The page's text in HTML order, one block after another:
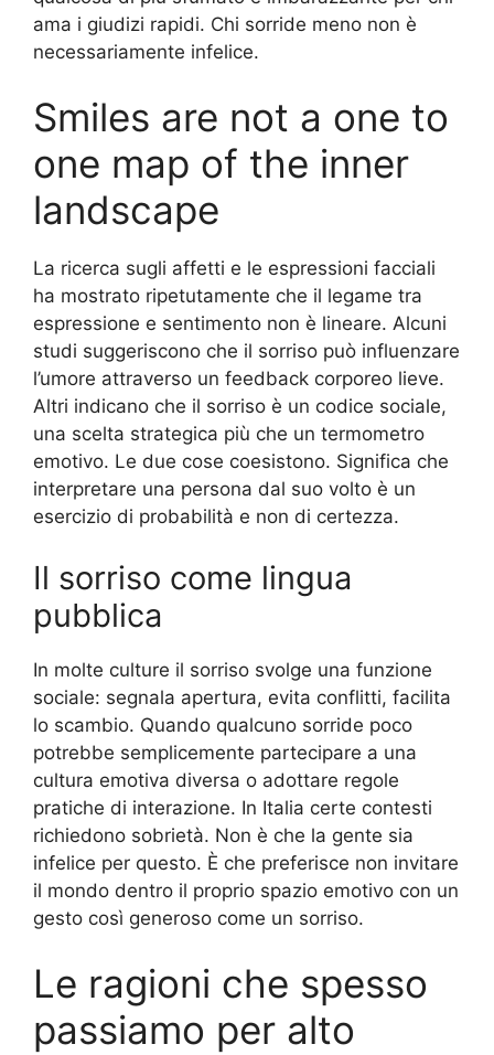
ama i giudizi rapidi. Chi sorride meno non è
necessariamente infelice.
Smiles are not a one to
one map of the inner
landscape
La ricerca sugli affetti e le espressioni facciali
ha mostrato ripetutamente che il legame tra
espressione e sentimento non è lineare. Alcuni
studi suggeriscono che il sorriso può influenzare
l’umore attraverso un feedback corporeo lieve.
Altri indicano che il sorriso è un codice sociale,
una scelta strategica più che un termometro
emotivo. Le due cose coesistono. Significa che
interpretare una persona dal suo volto è un
esercizio di probabilità e non di certezza.
Il sorriso come lingua
pubblica
In molte culture il sorriso svolge una funzione
sociale: segnala apertura, evita conflitti, facilita
lo scambio. Quando qualcuno sorride poco
potrebbe semplicemente partecipare a una
cultura emotiva diversa o adottare regole
pratiche di interazione. In Italia certe contesti
richiedono sobrietà. Non è che la gente sia
infelice per questo. È che preferisce non invitare
il mondo dentro il proprio spazio emotivo con un
gesto così generoso come un sorriso.
Le ragioni che spesso
passiamo per alto